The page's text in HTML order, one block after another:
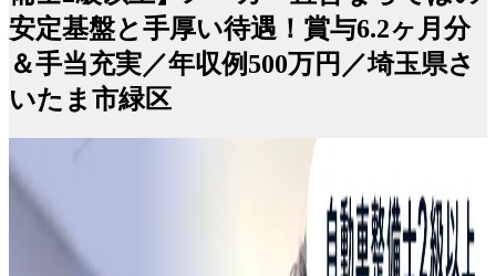
安定基盤と手厚い待遇！賞与6.2ヶ月分
＆手当充実／年収例500万円／埼玉県さ
いたま市緑区